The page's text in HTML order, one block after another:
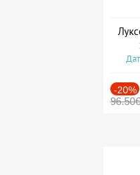
-20%
96.50€